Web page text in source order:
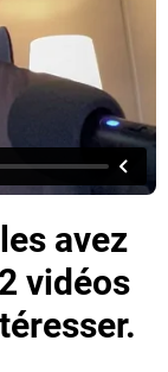
avez
vidéos